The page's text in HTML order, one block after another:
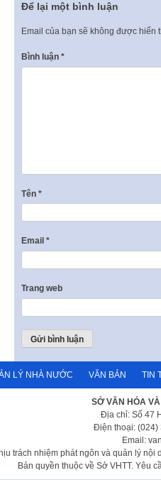
Để lại một bình luận
Email của bạn sẽ không được hiển
Bình luận *
Tên *
Email *
Trang web
LÝ NHÀ NƯỚC VĂN BẢN TIN
SỞ VĂN HÓA
Địa chỉ: Số 47
Điện thoại: (024)
Email:
trách nhiệm phát ngôn và quản lý nội
Bản quyền thuộc về Sở VHTT. Yêu